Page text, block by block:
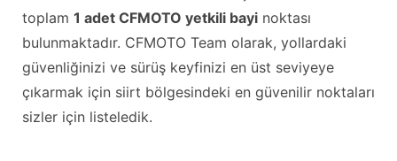
toplam 1 adet CFMOTO yetkili bayi noktası
bulunmaktadır. CFMOTO Team olarak, yollardaki
güvenliğinizi ve sürüş keyfinizi en üst seviyeye
çıkarmak için siirt bölgesindeki en güvenilir noktaları
sizler için listeledik.